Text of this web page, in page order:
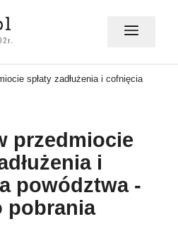
LOGOWANIE
ONLINE
spłaty zadłużenia i cofnięcia
przedmiocie
i
powództwa -
pobrania